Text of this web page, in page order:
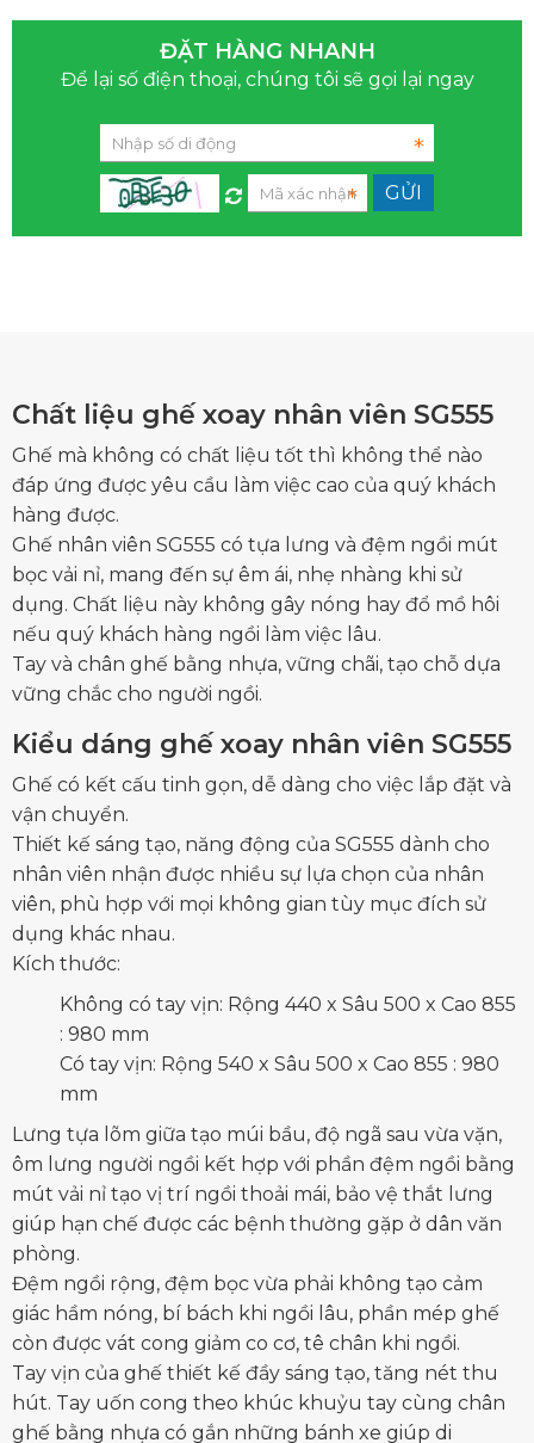
ĐẶT HÀNG NHANH
Để lại số điện thoại, chúng tôi sẽ gọi lại ngay
Chất liệu ghế xoay nhân viên SG555
Ghế mà không có chất liệu tốt thì không thể nào
đáp ứng được yêu cầu làm việc cao của quý khách
hàng được.
Ghế nhân viên SG555 có tựa lưng và đệm ngồi mút
bọc vải nỉ, mang đến sự êm ái, nhẹ nhàng khi sử
dụng. Chất liệu này không gây nóng hay đổ mồ hôi
nếu quý khách hàng ngồi làm việc lâu.
Tay và chân ghế bằng nhựa, vững chãi, tạo chỗ dựa
vững chắc cho người ngồi.
Kiểu dáng ghế xoay nhân viên SG555
Ghế có kết cấu tinh gọn, dễ dàng cho việc lắp đặt và
vận chuyển.
Thiết kế sáng tạo, năng động của SG555 dành cho
nhân viên nhận được nhiều sự lựa chọn của nhân
viên, phù hợp với mọi không gian tùy mục đích sử
dụng khác nhau.
Kích thước:
Không có tay vịn: Rộng 440 x Sâu 500 x Cao 855
: 980 mm
Có tay vịn: Rộng 540 x Sâu 500 x Cao 855 : 980
mm
Lưng tựa lõm giữa tạo múi bầu, độ ngã sau vừa vặn,
ôm lưng người ngồi kết hợp với phần đệm ngồi bằng
mút vải nỉ tạo vị trí ngồi thoải mái, bảo vệ thắt lưng
giúp hạn chế được các bệnh thường gặp ở dân văn
phòng.
Đệm ngồi rộng, đệm bọc vừa phải không tạo cảm
giác hầm nóng, bí bách khi ngồi lâu, phần mép ghế
còn được vát cong giảm co cơ, tê chân khi ngồi.
Tay vịn của ghế thiết kế đầy sáng tạo, tăng nét thu
hút. Tay uốn cong theo khúc khuỷu tay cùng chân
ghế bằng nhựa có gắn những bánh xe giúp di